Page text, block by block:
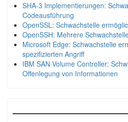
SHA-3 Implementierungen:
Codeausführung
OpenSSL: Schwachstelle
OpenSSH: Mehrere
Microsoft Edge: Schwachstelle
spezifizierten Angriff
IBM SAN Volume Controller:
Offenlegung von Informationen